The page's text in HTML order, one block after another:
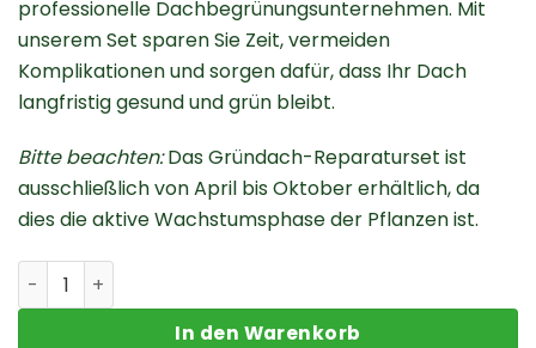
professionelle Dachbegrünungsunternehmen. Mit
unserem Set sparen Sie Zeit, vermeiden
Komplikationen und sorgen dafür, dass Ihr Dach
langfristig gesund und grün bleibt.
Bitte beachten:Das Gründach-Reparaturset ist
ausschließlich von April bis Oktober erhältlich, da
dies die aktive Wachstumsphase der Pflanzen ist.
Gründach-Reparaturset Menge
In den Warenkorb